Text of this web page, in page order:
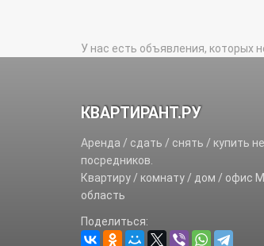
У нас есть объявления, которых
КВАРТИРАНТ.РУ
Аренда / сдать / снять / купить
посредников.
Квартиру / комнату / дом / офис
область
Поделиться: